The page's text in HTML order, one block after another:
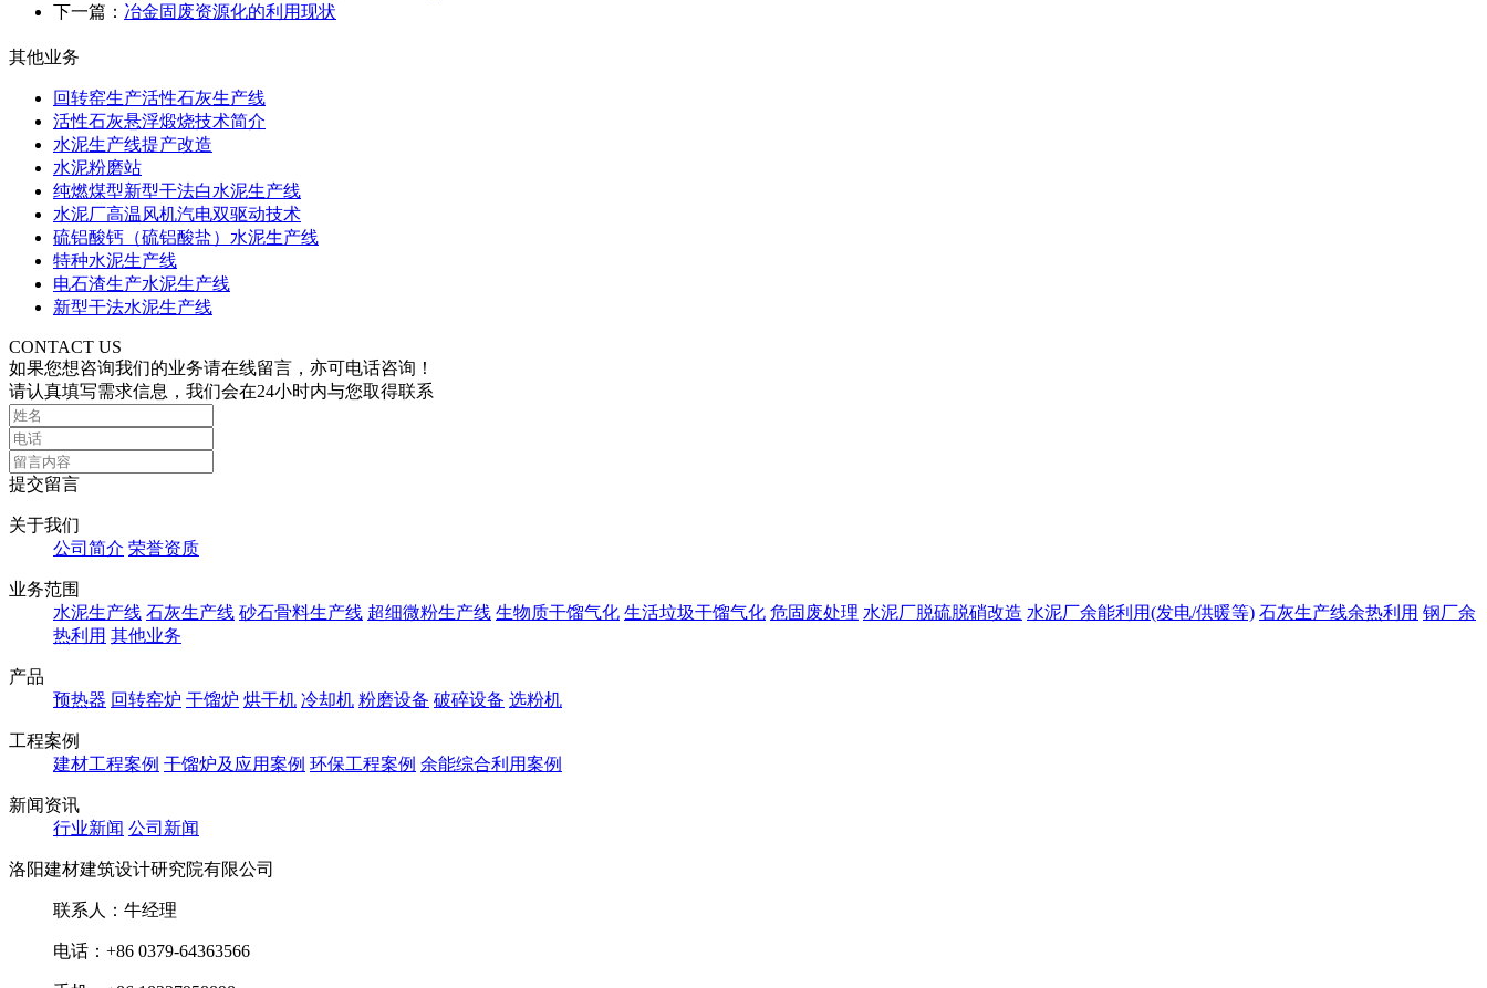
下一篇： 冶金固废资源化的利用现状
其他业务
回转窑生产活性石灰生产线
活性石灰悬浮煅烧技术简介
水泥生产线提产改造
水泥粉磨站
纯燃煤型新型干法白水泥生产线
水泥厂高温风机汽电双驱动技术
硫铝酸钙（硫铝酸盐）水泥生产线
特种水泥生产线
电石渣生产水泥生产线
新型干法水泥生产线
CONTACT US
如果您想咨询我们的业务请在线留言，亦可电话咨询！
请认真填写需求信息，我们会在24小时内与您取得联系
提交留言
关于我们
公司简介 荣誉资质
业务范围
水泥生产线 石灰生产线 砂石骨料生产线 超细微粉生产线 生物质干馏气化 生活垃圾干馏气化 危固废处理 水泥厂脱硫脱硝改造 水泥厂余能利用(发电/供暖等) 石灰生产线余热利用 钢厂余
热利用 其他业务
产品
预热器 回转窑炉 干馏炉 烘干机 冷却机 粉磨设备 破碎设备 选粉机
工程案例
建材工程案例 干馏炉及应用案例 环保工程案例 余能综合利用案例
新闻资讯
行业新闻 公司新闻
洛阳建材建筑设计研究院有限公司
联系人：牛经理
电话：+86 0379-64363566